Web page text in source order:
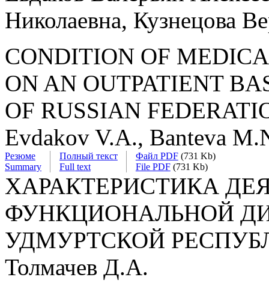
Николаевна, Кузнецова
CONDITION OF
ON AN OUTPATIENT
OF RUSSIAN
Evdakov V.A., Banteva
Резюме
Summary
Полный текст
Full text
Файл PDF(731 Kb)
File PDF(731 Kb)
ХАРАКТЕРИСТИКА
ФУНКЦИОНАЛЬНОЙ
УДМУРТСКОЙ
Толмачев Д.А.